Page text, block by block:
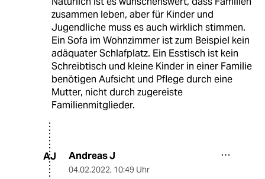
zusammen leben, aber für Kinder und
Jugendliche muss es auch wirklich stimmen.
Ein Sofa im Wohnzimmer ist zum Beispiel kein
adäquater Schlafplatz. Ein Esstisch ist kein
Schreibtisch und kleine Kinder in einer Familie
benötigen Aufsicht und Pflege durch eine
Mutter, nicht durch zugereiste
Familienmitglieder.
AJ Andreas J
04.02.2022, 10:49 Uhr